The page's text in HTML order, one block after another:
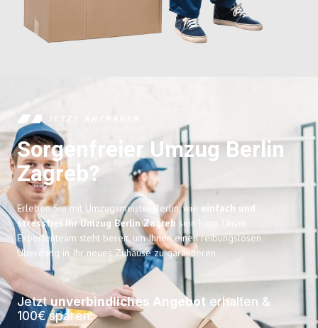
JETZT ANFRAGEN
Sorgenfreier Umzug Berlin
Zagreb?
Erleben Sie mit Umzugsmeister Berlin, wie einfach und
stressfrei Ihr Umzug Berlin Zagreb sein kann. Unser
Expertenteam steht bereit, um Ihnen einen reibungslosen
Übergang in Ihr neues Zuhause zu garantieren.
Jetztunverbindliches Angebot erhalten &
100€ sparen: